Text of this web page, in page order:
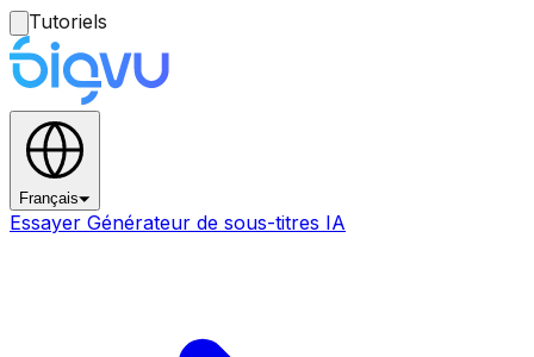
Tutoriels
Français
Essayer Générateur de sous-titres IA